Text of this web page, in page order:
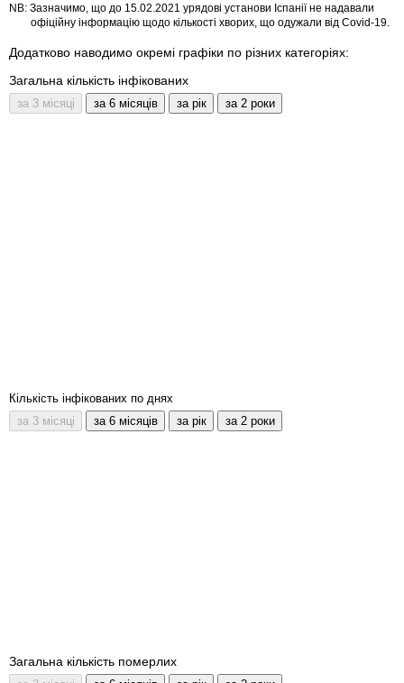
Зазначимо, що до 15.02.2021 урядові установи Іспанії не надавали
офіційну інформацію щодо кількості хворих, що одужали від Covid-19.
Додатково наводимо окремі графіки по різних категоріях:
Загальна кількість інфікованих
Кількість інфікованих по днях
Загальна кількість померлих